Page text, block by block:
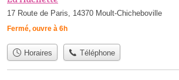
17 Route de Paris, 14370 Moult-Chicheboville
Fermé, ouvre à 6h
Horaires Téléphone